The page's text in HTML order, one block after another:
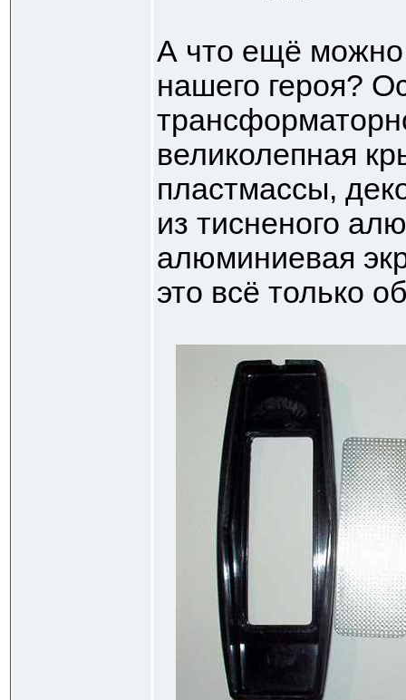
А что ещё можно
нашего героя?
великолепная
пластмассы,
из тисненого
алюминиевая
это всё только